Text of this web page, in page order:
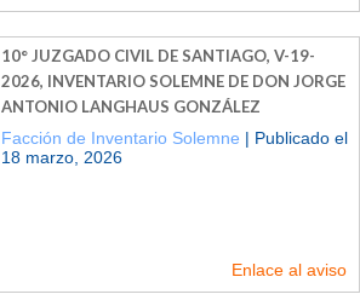
10° JUZGADO CIVIL DE SANTIAGO, V-19-
2026, INVENTARIO SOLEMNE DE DON JORGE
ANTONIO LANGHAUS GONZÁLEZ
Facción de Inventario Solemne | Publicado el
18 marzo, 2026
Enlace al aviso